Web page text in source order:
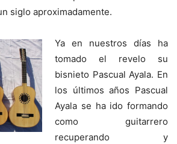
siglo aproximadamente.
Ya en nuestros días ha
tomado el revelo su
bisnieto Pascual Ayala. En
los últimos años Pascual
Ayala se ha ido formando
como guitarrero
recuperando y